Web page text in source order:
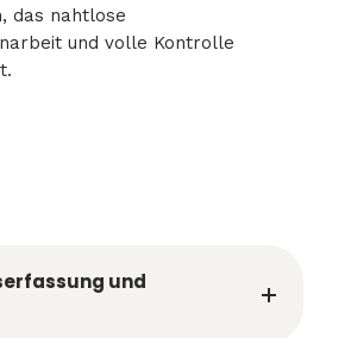
das nahtlose
und volle Kontrolle
und